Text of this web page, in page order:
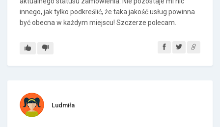
innego, jak tylko podkreślić, że taka jakość usług powinna
być obecna w każdym miejscu! Szczerze polecam.
Ludmiła